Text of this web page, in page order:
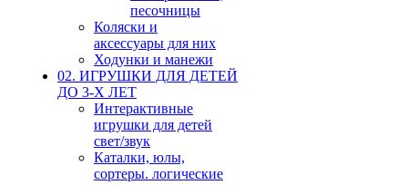
песочницы
Коляски и
аксессуары для них
Ходунки и манежи
02. ИГРУШКИ ДЛЯ ДЕТЕЙ
ДО 3-Х ЛЕТ
Интерактивные
игрушки для детей
свет/звук
Каталки, юлы,
сортеры. логические